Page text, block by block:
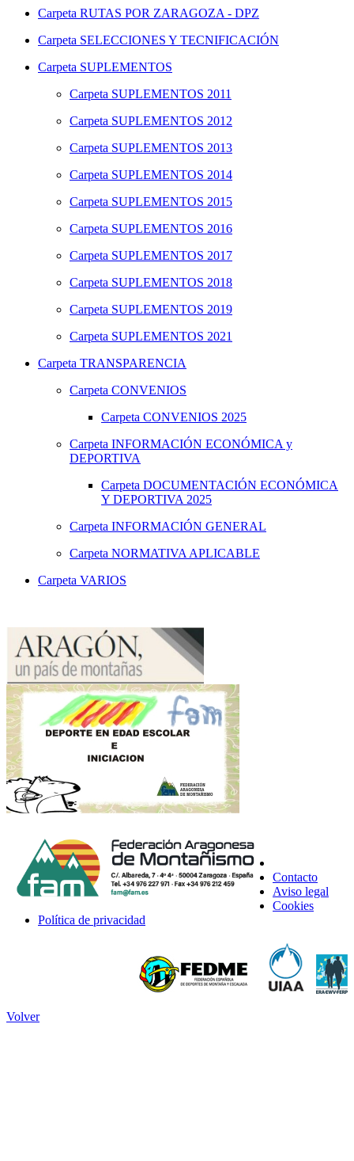
Carpeta RUTAS POR ZARAGOZA - DPZ
Carpeta SELECCIONES Y TECNIFICACIÓN
Carpeta SUPLEMENTOS
Carpeta SUPLEMENTOS 2011
Carpeta SUPLEMENTOS 2012
Carpeta SUPLEMENTOS 2013
Carpeta SUPLEMENTOS 2014
Carpeta SUPLEMENTOS 2015
Carpeta SUPLEMENTOS 2016
Carpeta SUPLEMENTOS 2017
Carpeta SUPLEMENTOS 2018
Carpeta SUPLEMENTOS 2019
Carpeta SUPLEMENTOS 2021
Carpeta TRANSPARENCIA
Carpeta CONVENIOS
Carpeta CONVENIOS 2025
Carpeta INFORMACIÓN ECONÓMICA y
DEPORTIVA
Carpeta DOCUMENTACIÓN ECONÓMICA
Y DEPORTIVA 2025
Carpeta INFORMACIÓN GENERAL
Carpeta NORMATIVA APLICABLE
Carpeta VARIOS
Contacto
Aviso legal
Cookies
Política de privacidad
Volver